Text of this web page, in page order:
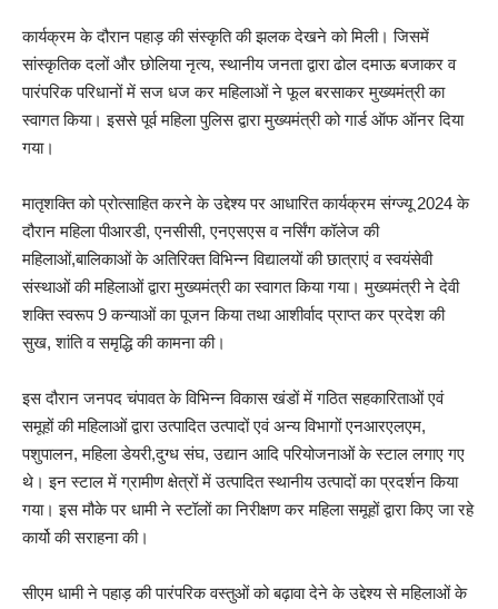
कार्यक्रम के दौरान पहाड़ की संस्कृति की झलक देखने को मिली। जिसमें
सांस्कृतिक दलों और छोलिया नृत्य, स्थानीय जनता द्वारा ढोल दमाऊ बजाकर व
पारंपरिक परिधानों में सज धज कर महिलाओं ने फूल बरसाकर मुख्यमंत्री का
स्वागत किया। इससे पूर्व महिला पुलिस द्वारा मुख्यमंत्री को गार्ड ऑफ ऑनर दिया
गया।
मातृशक्ति को प्रोत्साहित करने के उद्देश्य पर आधारित कार्यक्रम संग्ज्यू 2024 के
दौरान महिला पीआरडी, एनसीसी, एनएसएस व नर्सिंग कॉलेज की
महिलाओं,बालिकाओं के अतिरिक्त विभिन्न विद्यालयों की छात्राएं व स्वयंसेवी
संस्थाओं की महिलाओं द्वारा मुख्यमंत्री का स्वागत किया गया। मुख्यमंत्री ने देवी
शक्ति स्वरूप 9 कन्याओं का पूजन किया तथा आशीर्वाद प्राप्त कर प्रदेश की
सुख, शांति व समृद्धि की कामना की।
इस दौरान जनपद चंपावत के विभिन्न विकास खंडों में गठित सहकारिताओं एवं
समूहों की महिलाओं द्वारा उत्पादित उत्पादों एवं अन्य विभागों एनआरएलएम,
पशुपालन, महिला डेयरी,दुग्ध संघ, उद्यान आदि परियोजनाओं के स्टाल लगाए गए
थे। इन स्टाल में ग्रामीण क्षेत्रों में उत्पादित स्थानीय उत्पादों का प्रदर्शन किया
गया। इस मौके पर धामी ने स्टॉलों का निरीक्षण कर महिला समूहों द्वारा किए जा रहे
कार्यो की सराहना की।
सीएम धामी ने पहाड़ की पारंपरिक वस्तुओं को बढ़ावा देने के उद्देश्य से महिलाओं के